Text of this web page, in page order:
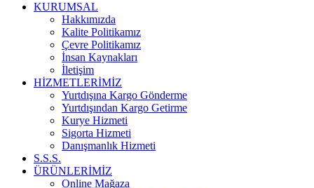
KURUMSAL
Hakkımızda
Kalite Politikamız
Çevre Politikamız
İnsan Kaynakları
İletişim
HİZMETLERİMİZ
Yurtdışına Kargo Gönderme
Yurtdışından Kargo Getirme
Kurye Hizmeti
Sigorta Hizmeti
Danışmanlık Hizmeti
S.S.S.
ÜRÜNLERİMİZ
Online Mağaza